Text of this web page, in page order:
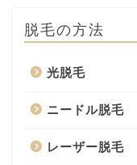
脱毛の方法
光脱毛
ニードル脱毛
レーザー脱毛